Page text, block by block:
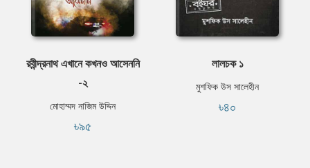
রবীন্দ্রনাথ এখানে কখনও আসেননি
-২
মোহাম্মদ নাজিম উদ্দিন
৳৯৫
লালচক ১
মুশফিক উস সালেহীন
৳৪০